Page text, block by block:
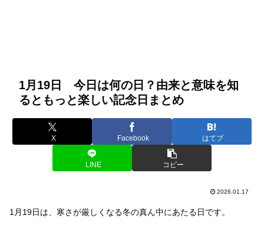
1月19日 今日は何の日？由来と意味を知
るともっと楽しい記念日まとめ
X Facebook はてブ
LINE コピー
2026.01.17
1月19日は、寒さが厳しくなる冬の真ん中にあたる日です。